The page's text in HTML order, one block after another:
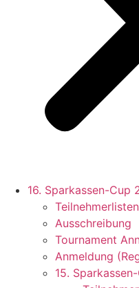
16. Sparkassen-Cup
Ausschreibung
Tournament
Anmeldung
15.